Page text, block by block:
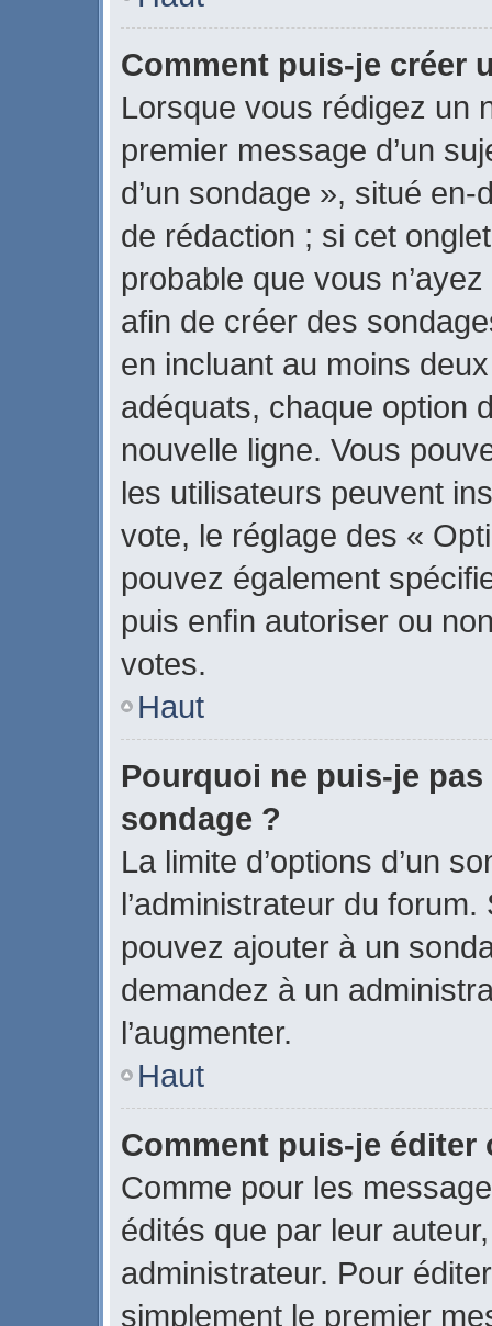
Comment puis-je créer
Lorsque vous rédigez un
premier message d’un
d’un sondage », situé
de rédaction ; si cet
probable que vous
afin de créer des
en incluant au moins
adéquats, chaque option
nouvelle ligne. Vous
les utilisateurs peuvent
vote, le réglage des «
pouvez également
puis enfin autoriser ou
votes.
Haut
Pourquoi ne puis-je
sondage ?
La limite d’options d’un
l’administrateur du
pouvez ajouter à un
demandez à un
l’augmenter.
Haut
Comment puis-je
Comme pour les
édités que par leur
administrateur. Pour
simplement le premier